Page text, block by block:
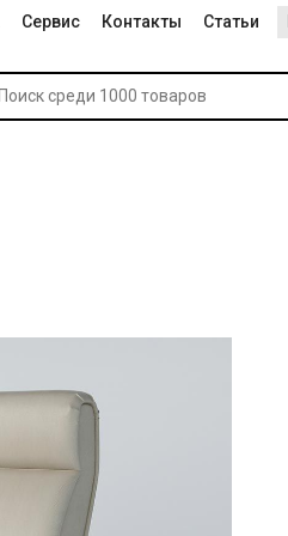
Сервис Контакты Статьи